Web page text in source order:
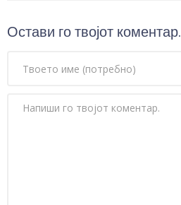
Остави го твојот коментар.